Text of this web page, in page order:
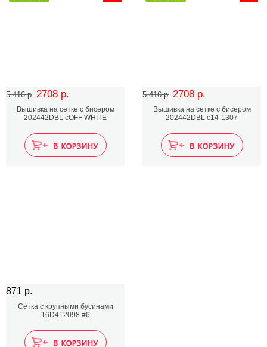
5 416 р. 2708 р.
Вышивка на сетке с бисером
202442DBL cOFF WHITE
5 416 р. 2708 р.
Вышивка на сетке с бисером
202442DBL c14-1307
871 р.
Сетка с крупными бусинами
16D412098 #6